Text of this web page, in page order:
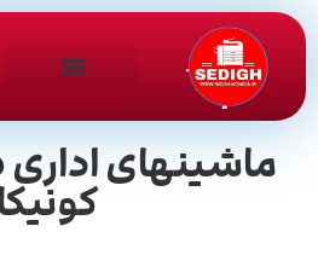
ماشینهای
کونیکا